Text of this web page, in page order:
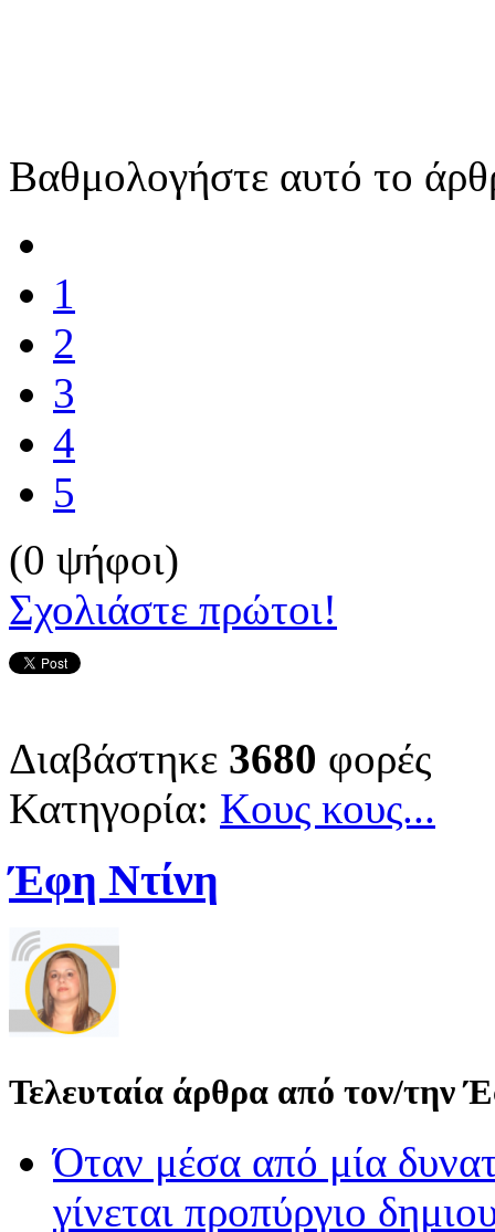
Βαθμολογήστε αυτό το
1
2
3
4
5
(0 ψήφοι)
Σχολιάστε πρώτοι!
Διαβάστηκε 3680 φορές
Κατηγορία: Κους κους...
Έφη Ντίνη
Τελευταία άρθρα από τον/την
Όταν μέσα από μία
γίνεται προπύργιο